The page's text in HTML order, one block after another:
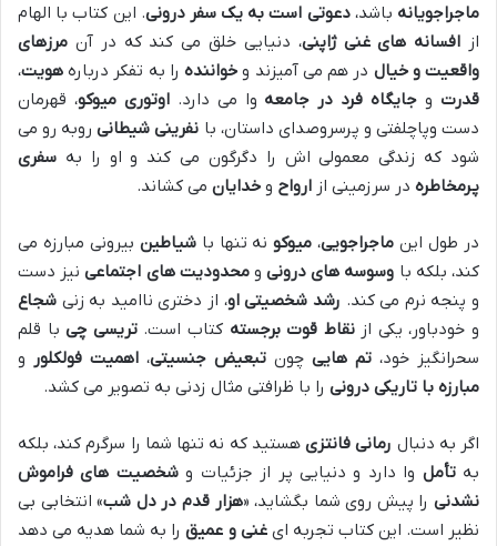
ماجراجویانه باشد،دعوتی است به یک سفر درونی. این کتاب با الهام
از افسانه های غنی ژاپنی، دنیایی خلق می کند که در آن مرزهای
واقعیت و خیال در هم می آمیزند و خوانندهرا به تفکر درباره هویت،
قدرت و جایگاه فرد در جامعه وا می دارد.اوتوری میوکو، قهرمان
دست وپاچلفتی و پرسروصدای داستان، با نفرینی شیطانیروبه رو می
شود که زندگی معمولی اش را دگرگون می کند و او را به سفری
پرمخاطره در سرزمینی از ارواح و خدایان می کشاند.
در طول این ماجراجویی، میوکونه تنها باشیاطین بیرونی مبارزه می
کند، بلکه با وسوسه های درونیومحدودیت های اجتماعینیز دست
و پنجه نرم می کند. رشد شخصیتی او، از دختری ناامید به زنی شجاع
و خودباور، یکی ازنقاط قوت برجسته کتاب است.تریسی چیبا قلم
سحرانگیز خود، تم هایی چون تبعیض جنسیتی، اهمیت فولکلور و
مبارزه با تاریکی درونی را با ظرافتی مثال زدنی به تصویر می کشد.
اگر به دنبال رمانی فانتزیهستید که نه تنها شما را سرگرم کند، بلکه
بهتأمل وا دارد و دنیایی پر از جزئیات وشخصیت های فراموش
نشدنیرا پیش روی شما بگشاید، «هزار قدم در دل شب» انتخابی بی
نظیر است. این کتاب تجربه ایغنی و عمیقرا به شما هدیه می دهد